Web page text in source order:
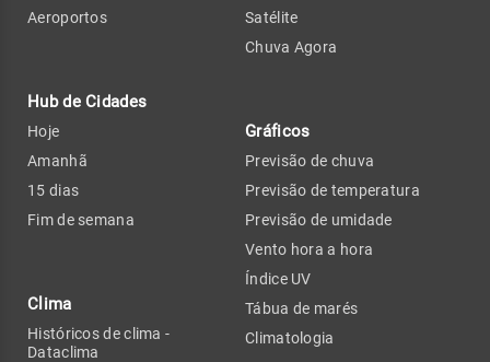
Aeroportos
Hub de Cidades
Hoje
Amanhã
15 dias
Fim de semana
Clima
Históricos de clima -
Dataclima
Satélite
Chuva Agora
Gráficos
Previsão de chuva
Previsão de temperatura
Previsão de umidade
Vento hora a hora
Índice UV
Tábua de marés
Climatologia